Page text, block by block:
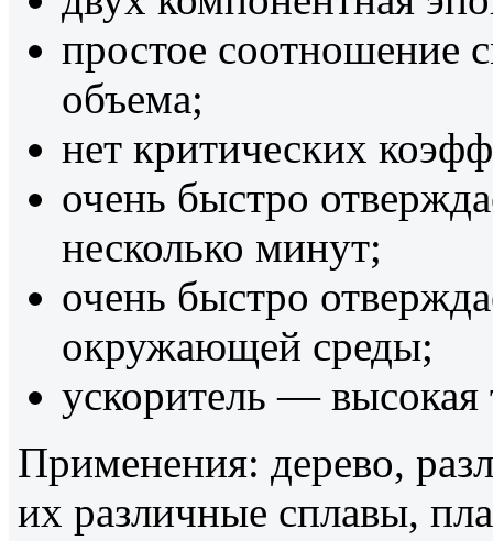
простое соотношение
объема;
нет критических
очень быстро
несколько минут;
очень быстро
окружающей среды;
ускоритель — высокая
Применения: дерево,
их различные сплавы,